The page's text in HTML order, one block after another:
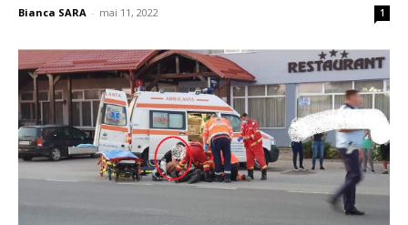
Bianca SARA - mai 11, 2022 1